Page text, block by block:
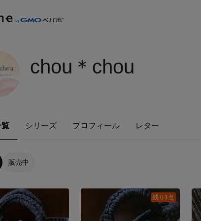
chou＊chou
覧 シリーズ プロフィール レター
販売中
残り1点